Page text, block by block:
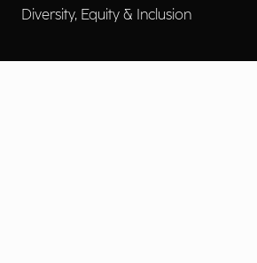
Diversity, Equity & Inclusion